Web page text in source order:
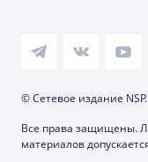
© Сетевое издание
Все права защищены.
материалов